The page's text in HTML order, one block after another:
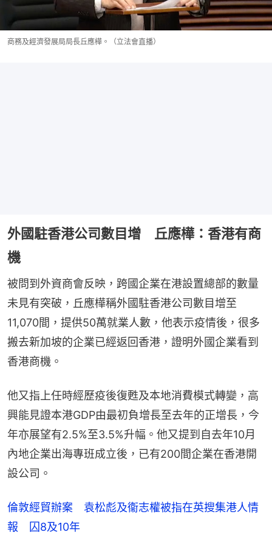
商務及經濟發展局局長丘應樺。（立法會直播）
外國駐香港公司數目增 丘應樺：香港有商
機
被問到外資商會反映，跨國企業在港設置總部的數量
未見有突破，丘應樺稱外國駐香港公司數目增至
11,070間，提供50萬就業人數，他表示疫情後，很多
搬去新加坡的企業已經返回香港，證明外國企業看到
香港商機。
他又指上任時經歷疫後復甦及本地消費模式轉變，高
興能見證本港GDP由最初負增長至去年的正增長，今
年亦展望有2.5%至3.5%升幅。他又提到自去年10月
內地企業出海專班成立後，已有200間企業在香港開
設公司。
倫敦經貿辦案 袁松彪及衞志權被指在英搜集港人情
報 囚8及10年